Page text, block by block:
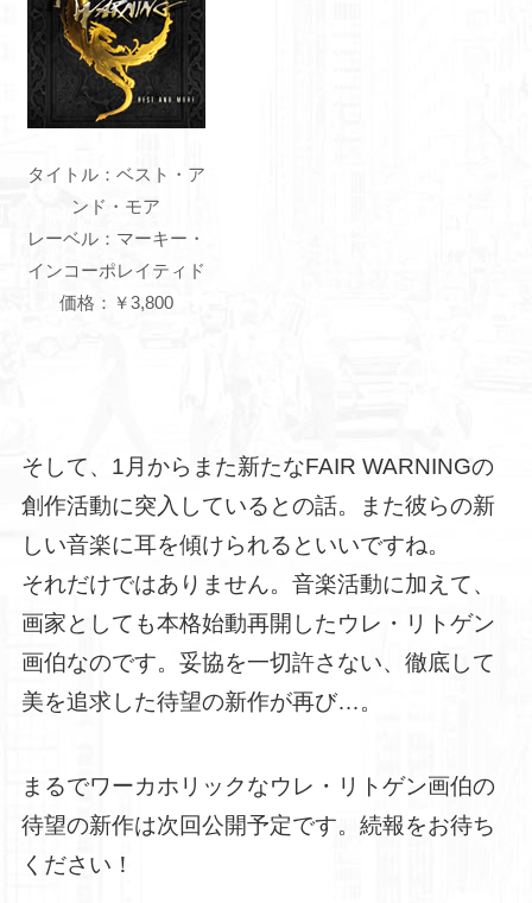
タイトル：ベスト・ア
ンド・モア
レーベル：マーキー・
インコーポレイティド
価格：￥3,800
そして、1月からまた新たなFAIR WARNINGの
創作活動に突入しているとの話。また彼らの新
しい音楽に耳を傾けられるといいですね。
それだけではありません。音楽活動に加えて、
画家としても本格始動再開したウレ・リトゲン
画伯なのです。妥協を一切許さない、徹底して
美を追求した待望の新作が再び…。
まるでワーカホリックなウレ・リトゲン画伯の
待望の新作は次回公開予定です。続報をお待ち
ください！